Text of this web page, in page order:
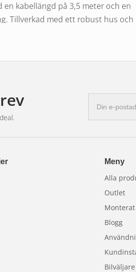
kabellängd på 3,5 meter och en
Tillverkad med ett robust hus och
postadress
Meny
Alla
Outlet
Blogg
Bilväljare